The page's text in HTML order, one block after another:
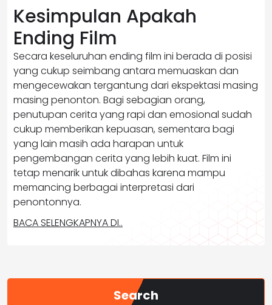
Kesimpulan Apakah
Ending Film
Secara keseluruhan ending film ini berada di posisi
yang cukup seimbang antara memuaskan dan
mengecewakan tergantung dari ekspektasi masing
masing penonton. Bagi sebagian orang,
penutupan cerita yang rapi dan emosional sudah
cukup memberikan kepuasan, sementara bagi
yang lain masih ada harapan untuk
pengembangan cerita yang lebih kuat. Film ini
tetap menarik untuk dibahas karena mampu
memancing berbagai interpretasi dari
penontonnya.
BACA SELENGKAPNYA DI..
Search